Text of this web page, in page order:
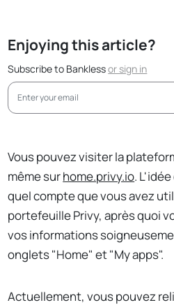
Enjoying this article?
Subscribe to Banklessorsign in
Vous pouvez visiter la
même surhome.privy.io.
quel compte que vous avez
portefeuille Privy, après quoi
vos informations
onglets "Home" et "My apps".
Actuellement, vous pouvez